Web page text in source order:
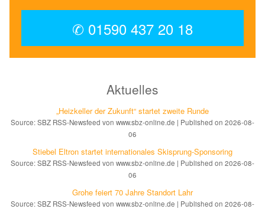
✆ 01590 437 20 18
Aktuelles
„Heizkeller der Zu­kunft“ star­tet zwei­te Run­de
Source: SBZ RSS-Newsfeed von www.sbz-online.de
Published on 2026-08-
06
Stiebel Eltron startet internatio­nales Ski­sprung-Spon­soring
Source: SBZ RSS-Newsfeed von www.sbz-online.de
Published on 2026-08-
06
Grohe feiert 70 Jahre Standort Lahr
Source: SBZ RSS-Newsfeed von www.sbz-online.de
Published on 2026-08-